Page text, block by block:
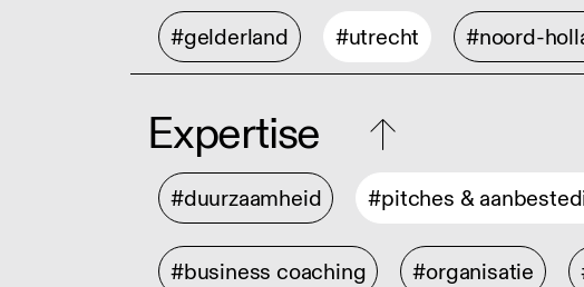
#gelderland #utrecht #noord-
Expertise
#duurzaamheid #pitches &
#business coaching #organisatie